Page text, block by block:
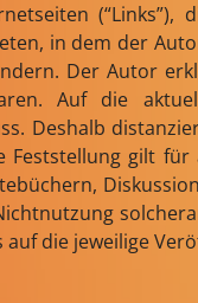
in dem der
Der Autor
Auf die
Deshalb
gilt
die jeweilige